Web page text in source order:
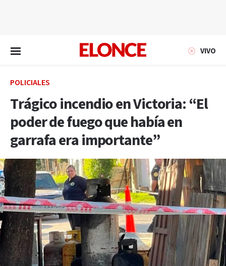
VIVO
POLICIALES
Trágico incendio en Victoria: “El
poder de fuego que había en
garrafa era importante”